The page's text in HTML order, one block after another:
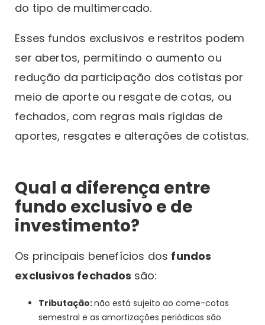
do tipo de multimercado.
Esses fundos exclusivos e restritos podem
ser abertos, permitindo o aumento ou
redução da participação dos cotistas por
meio de aporte ou resgate de cotas, ou
fechados, com regras mais rígidas de
aportes, resgates e alterações de cotistas.
Qual a diferença entre
fundo exclusivo e de
investimento?
Os principais benefícios dos fundos
exclusivos fechados são:
Tributação:não está sujeito ao come-cotas
semestral e as amortizações periódicas são